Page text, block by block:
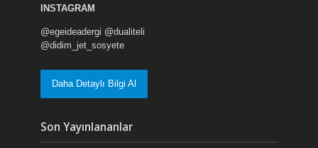
INSTAGRAM
@egeideadergi @dualiteli
@didim_jet_sosyete
Daha Detaylı Bilgi Al
Son Yayınlananlar